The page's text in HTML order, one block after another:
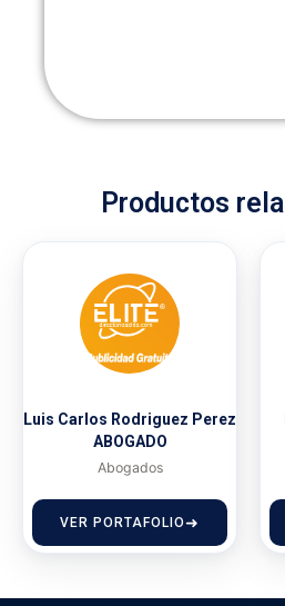
Productos
Luis Carlos Rodriguez Perez
ABOGADO
Abogados
VER PORTAFOLIO